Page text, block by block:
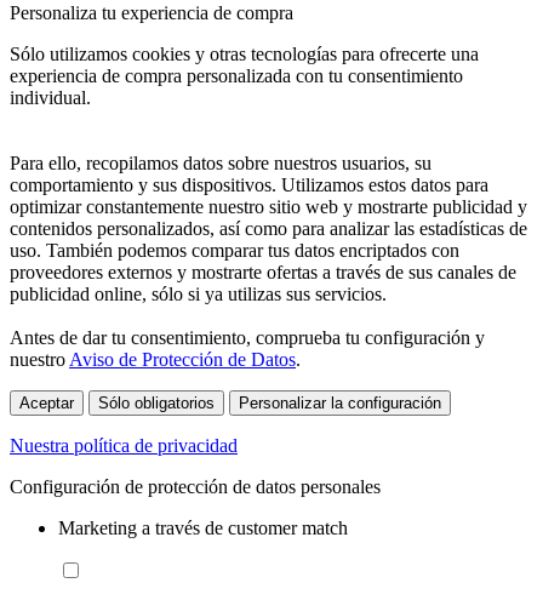
Personaliza tu experiencia de compra
Sólo utilizamos cookies y otras tecnologías para ofrecerte una
experiencia de compra personalizada con tu consentimiento
individual.
Para ello, recopilamos datos sobre nuestros usuarios, su
comportamiento y sus dispositivos. Utilizamos estos datos para
optimizar constantemente nuestro sitio web y mostrarte publicidad y
contenidos personalizados, así como para analizar las estadísticas de
uso. También podemos comparar tus datos encriptados con
proveedores externos y mostrarte ofertas a través de sus canales de
publicidad online, sólo si ya utilizas sus servicios.
Antes de dar tu consentimiento, comprueba tu configuración y
nuestro Aviso de Protección de Datos.
Aceptar Sólo obligatorios Personalizar la configuración
Nuestra política de privacidad
Configuración de protección de datos personales
Marketing a través de customer match